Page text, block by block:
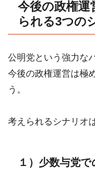
今後の政権運
られる3つの
公明党という強力な
今後の政権運営は極
う。
考えられるシナリオ
１）少数与党